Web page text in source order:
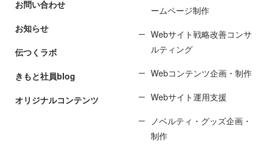
お問い合わせ
お知らせ
伝つくラボ
きもと社員blog
オリジナルコンテンツ
ームページ制作
Webサイト戦略改善コンサ
ルティング
Webコンテンツ企画・制作
Webサイト運用支援
ノベルティ・グッズ企画・
制作